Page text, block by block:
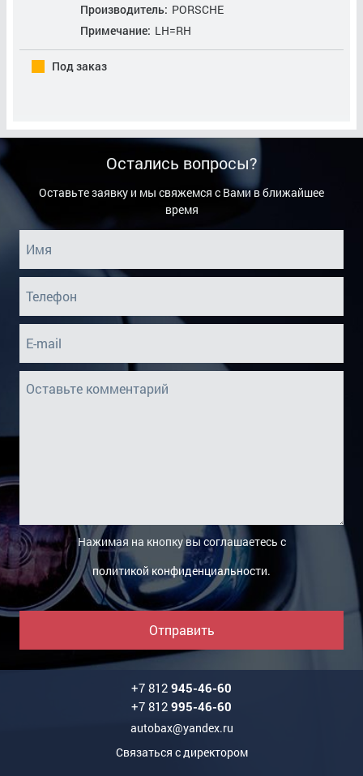
Производитель: PORSCHE
Примечание: LH=RH
Под заказ
Остались вопросы?
Оставьте заявку и мы свяжемся с Вами в ближайшее
время
Нажимая на кнопку вы соглашаетесь с
политикой конфиденциальности.
Отправить
+7 812 945-46-60
+7 812 995-46-60
autobax@yandex.ru
Связаться с директором